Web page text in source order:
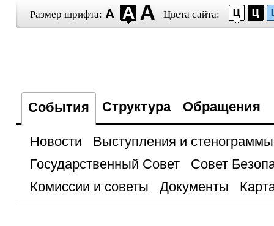
Размер шрифта: Цвета сайта:
События Структура Обращения
Новости
Выступления и стенограммы
Государственный Совет
Совет
Комиссии и советы
Документы